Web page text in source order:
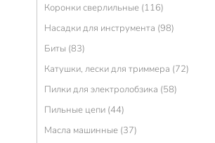
Коронки сверлильные (116)
Насадки для инструмента (98)
Биты (83)
Катушки, лески для триммера (72)
Пилки для электролобзика (58)
Пильные цепи (44)
Масла машинные (37)